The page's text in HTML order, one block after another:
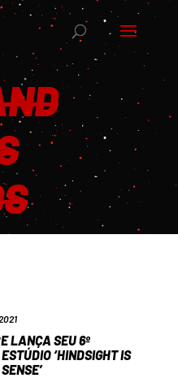
LANÇA SEU 6º
‘HINDSIGHT IS